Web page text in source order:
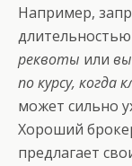
Например,
реквоты или
по курсу, когда
может сильно
Хороший
предлагает